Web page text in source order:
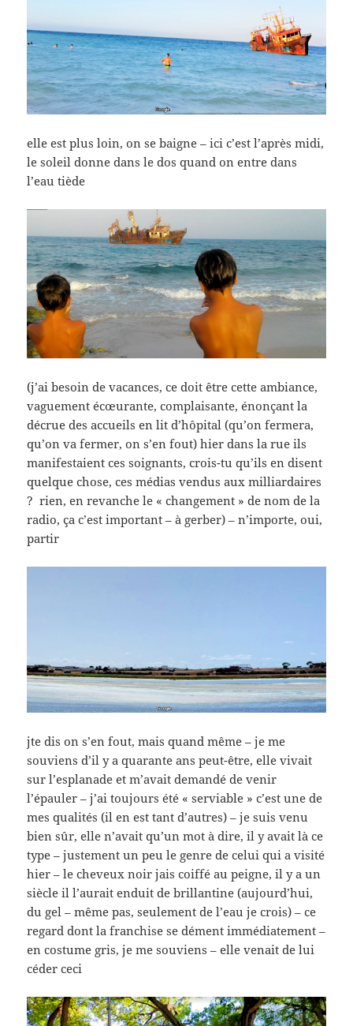
elle est plus loin, on se baigne – ici c’est l’après midi,
le soleil donne dans le dos quand on entre dans
l’eau tiède
(j’ai besoin de vacances, ce doit être cette ambiance,
vaguement écœurante, complaisante, énonçant la
décrue des accueils en lit d’hôpital (qu’on fermera,
qu’on va fermer, on s’en fout) hier dans la rue ils
manifestaient ces soignants, crois-tu qu’ils en disent
quelque chose, ces médias vendus aux milliardaires
? rien, en revanche le « changement » de nom de la
radio, ça c’est important – à gerber) – n’importe, oui,
partir
jte dis on s’en fout, mais quand même – je me
souviens d’il y a quarante ans peut-être, elle vivait
sur l’esplanade et m’avait demandé de venir
l’épauler – j’ai toujours été « serviable » c’est une de
mes qualités (il en est tant d’autres) – je suis venu
bien sûr, elle n’avait qu’un mot à dire, il y avait là ce
type – justement un peu le genre de celui qui a visité
hier – le cheveux noir jais coiffé au peigne, il y a un
siècle il l’aurait enduit de brillantine (aujourd’hui,
du gel – même pas, seulement de l’eau je crois) – ce
regard dont la franchise se dément immédiatement –
en costume gris, je me souviens – elle venait de lui
céder ceci